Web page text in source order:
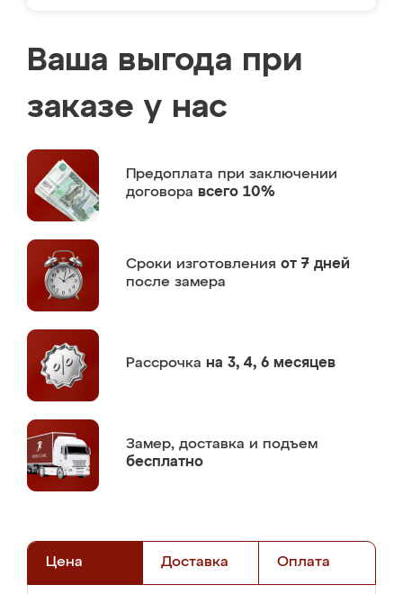
Ваша выгода при
заказе у нас
Предоплата при заключении
договора всего 10%
Сроки изготовления от 7 дней
после замера
Рассрочка на 3, 4, 6 месяцев
Замер, доставка и подъем
бесплатно
Цена Доставка Оплата